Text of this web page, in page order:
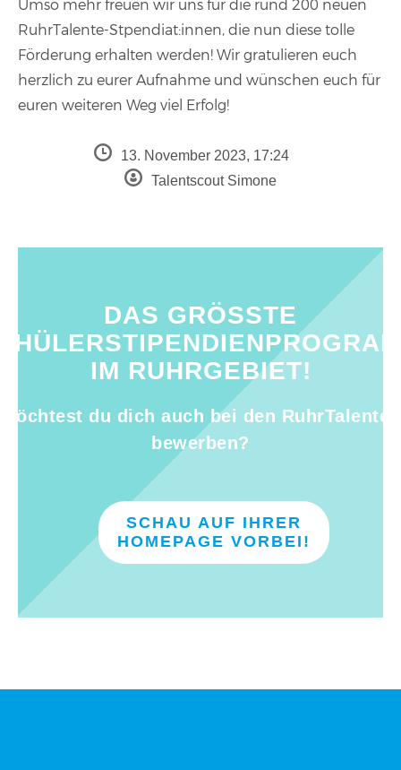
Umso mehr freuen wir uns für die rund 200 neuen
RuhrTalente-Stpendiat:innen, die nun diese tolle
Förderung erhalten werden! Wir gratulieren euch
herzlich zu eurer Aufnahme und wünschen euch für
euren weiteren Weg viel Erfolg!
13. November 2023, 17:24
Talentscout Simone
DAS GRÖSSTE S
M RUHRGEBIET!
Möchtest du dich auch bei den RuhrTalenten
bewerben?
SCHAU AUF IHRER
HOMEPAGE VORBEI!